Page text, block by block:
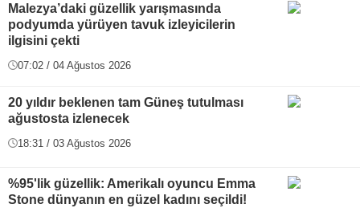
Malezya’daki güzellik yarışmasında
podyumda yürüyen tavuk izleyicilerin
ilgisini çekti
07:02 / 04 Ağustos 2026
20 yıldır beklenen tam Güneş tutulması
ağustosta izlenecek
18:31 / 03 Ağustos 2026
%95'lik güzellik: Amerikalı oyuncu Emma
Stone dünyanın en güzel kadını seçildi!